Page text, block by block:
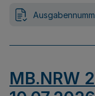
MB.NRW